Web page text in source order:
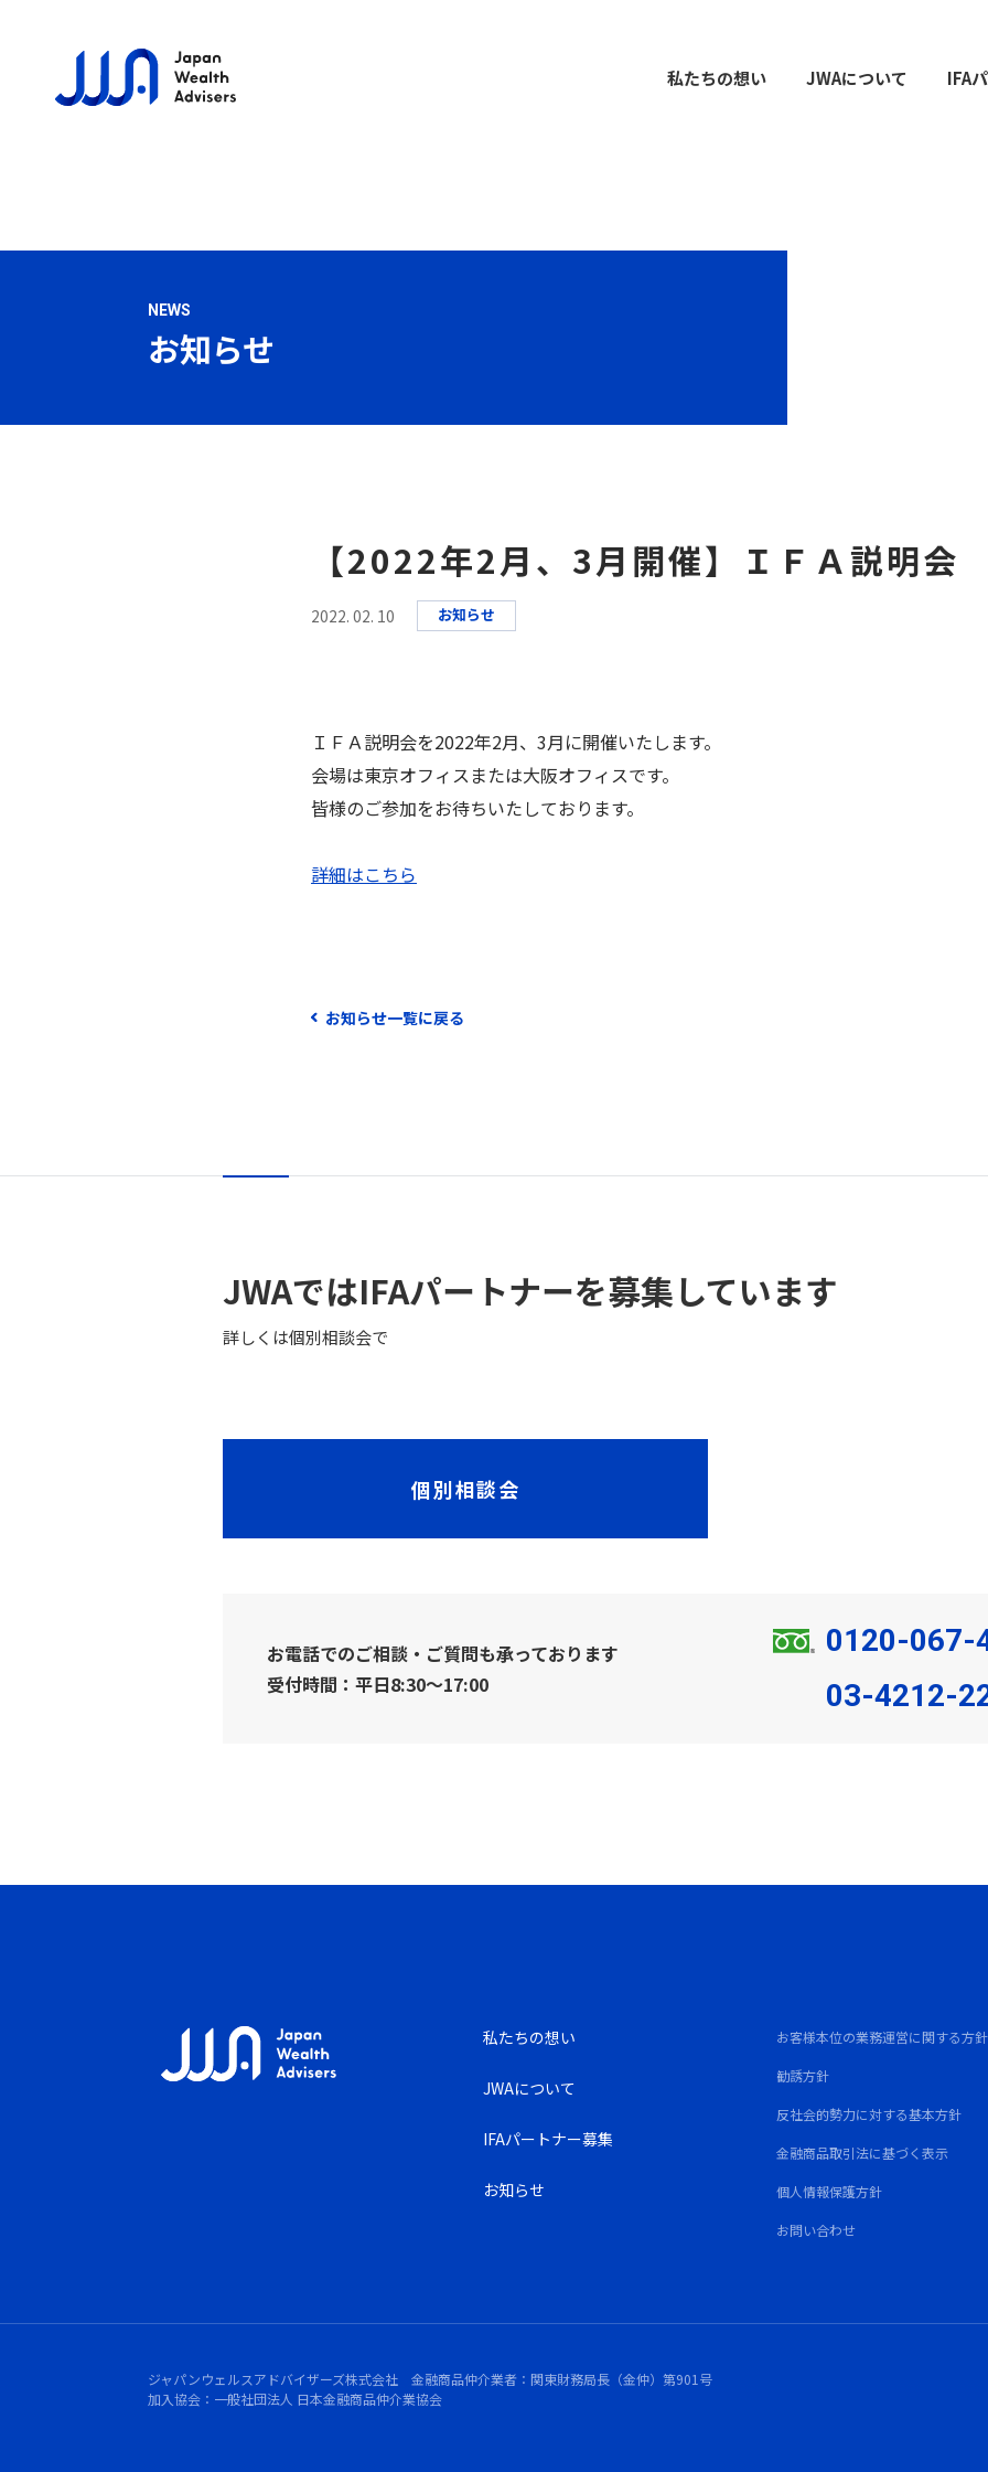
私たちの想い JWAについて IFA
NEWS
お知らせ
【2022年2月、3月開催】ＩＦＡ説明会
2022. 02. 10 お知らせ
ＩＦＡ説明会を2022年2月、3月に開催いたします。
会場は東京オフィスまたは大阪オフィスです。
皆様のご参加をお待ちいたしております。
詳細はこちら
お知らせ一覧に戻る
JWAではIFAパートナーを募集しています
詳しくは個別相談会で
個別相談会
お電話でのご相談・ご質問も承っております
受付時間：平日8:30～17:00
0120-067-
03-4212-
私たちの想い
JWAについて
IFAパートナー募集
お知らせ
お客様本位の業務運営に関する方針
勧誘方針
反社会的勢力に対する基本方針
金融商品取引法に基づく表示
個人情報保護方針
お問い合わせ
ジャパンウェルスアドバイザーズ株式会社 金融商品仲介業者：関東財務局長（金仲）第901号
加入協会：一般社団法人 日本金融商品仲介業協会